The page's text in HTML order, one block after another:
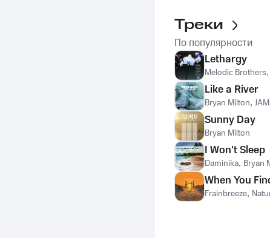
Треки
По популярности
Lethargy
Melodic Brothers,
Like a River
Bryan Milton,
Sunny Day
Bryan Milton
I Won't Sleep
Daminika, Bryan
When You
Frainbreeze,